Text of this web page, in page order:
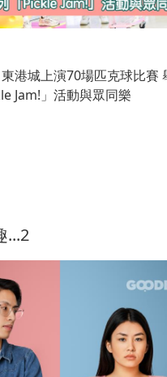
港城上演70場匹克球比賽
Jam!」活動與眾同樂
...2